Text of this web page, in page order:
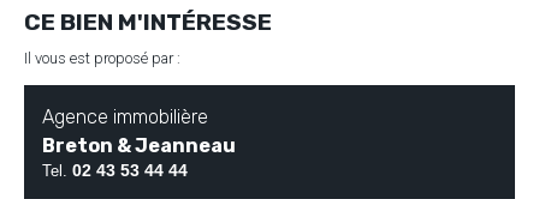
CE BIEN M'INTÉRESSE
Il vous est proposé par :
Agence immobilière
Breton & Jeanneau
Tel. 02 43 53 44 44